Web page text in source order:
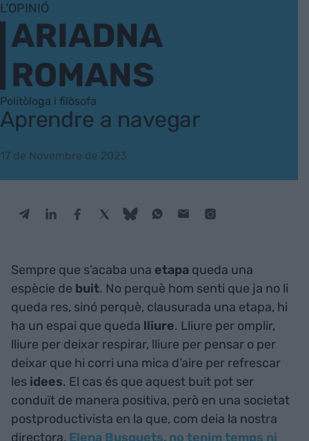
L'OPINIÓ
ARIADNA
ROMANS
Politòloga i filòsofa
Aprendre a navegar
17 de Novembre de 2023
Sempre que s’acaba una etapa queda una
espècie de buit. No perquè hom senti que ja no li
queda res, sinó perquè, clausurada una etapa, hi
ha un espai que queda lliure. Lliure per omplir,
lliure per deixar respirar, lliure per pensar o per
deixar que hi corri una mica d’aire per refrescar
les idees. El cas és que aquest buit pot ser
conduït de manera positiva, però en una societat
postproductivista en la que, com deia la nostra
directora, Elena Busquets, no tenim temps ni